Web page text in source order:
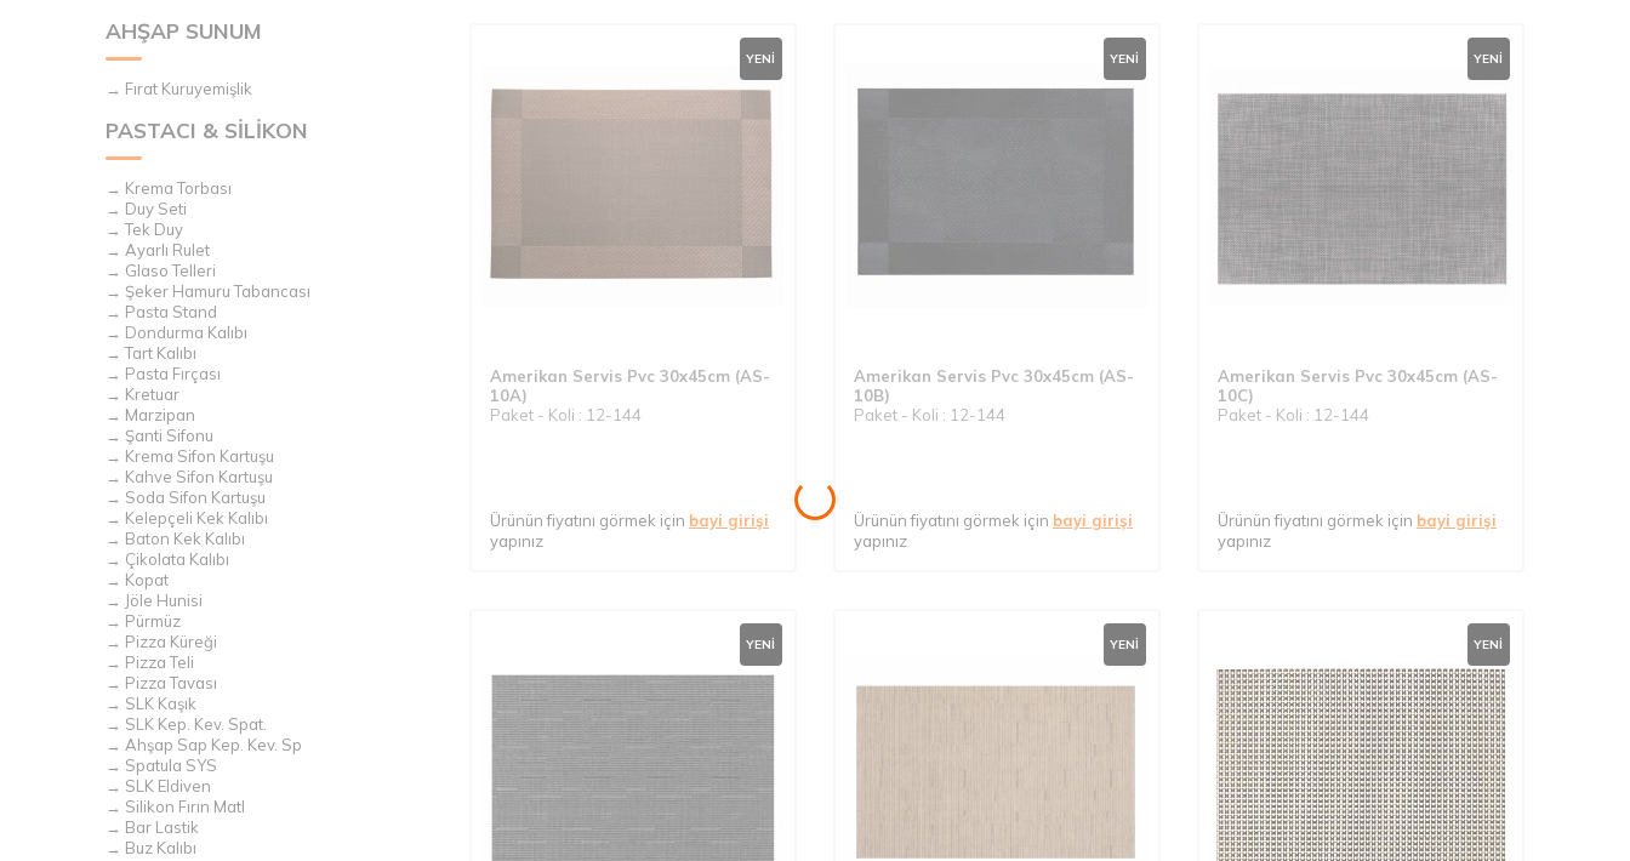
AHŞAP SUNUM
→ Fırat Kuruyemişlik
PASTACI & SİLİKON
→ Krema Torbası
→ Duy Seti
→ Tek Duy
→ Ayarlı Rulet
→ Glaso Telleri
→ Şeker Hamuru Tabancası
→ Pasta Stand
→ Dondurma Kalıbı
→ Tart Kalıbı
→ Pasta Fırçası
→ Kretuar
→ Marzipan
→ Şanti Sifonu
→ Krema Sifon Kartuşu
→ Kahve Sifon Kartuşu
→ Soda Sifon Kartuşu
→ Kelepçeli Kek Kalıbı
→ Baton Kek Kalıbı
→ Çikolata Kalıbı
→ Kopat
→ Jöle Hunisi
→ Pürmüz
→ Pizza Küreği
→ Pizza Teli
→ Pizza Tavası
→ SLK Kaşık
→ SLK Kep. Kev. Spat.
→ Ahşap Sap Kep. Kev. Sp
→ Spatula SYS
→ SLK Eldiven
→ Silikon Fırın MatI
→ Bar Lastik
→ Buz Kalıbı
YENI
Amerikan Servis Pvc 30x45cm (AS-
10A)
Paket - Koli : 12-144
Ürünün fiyatını görmek için bayi girişi
yapınız
YENI
Amerikan Servis Pvc 30x45cm (AS-
10B)
Paket - Koli : 12-144
Ürünün fiyatını görmek için bayi girişi
yapınız
YENI
Amerikan Servis Pvc 30x45cm (AS-
10C)
Paket - Koli : 12-144
Ürünün fiyatını görmek için bayi girişi
yapınız
YENI YENI YENI